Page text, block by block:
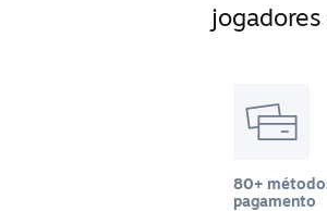
jogadores
80+
pagamento